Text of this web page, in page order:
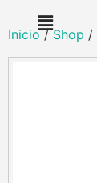
Inicio/Shop /